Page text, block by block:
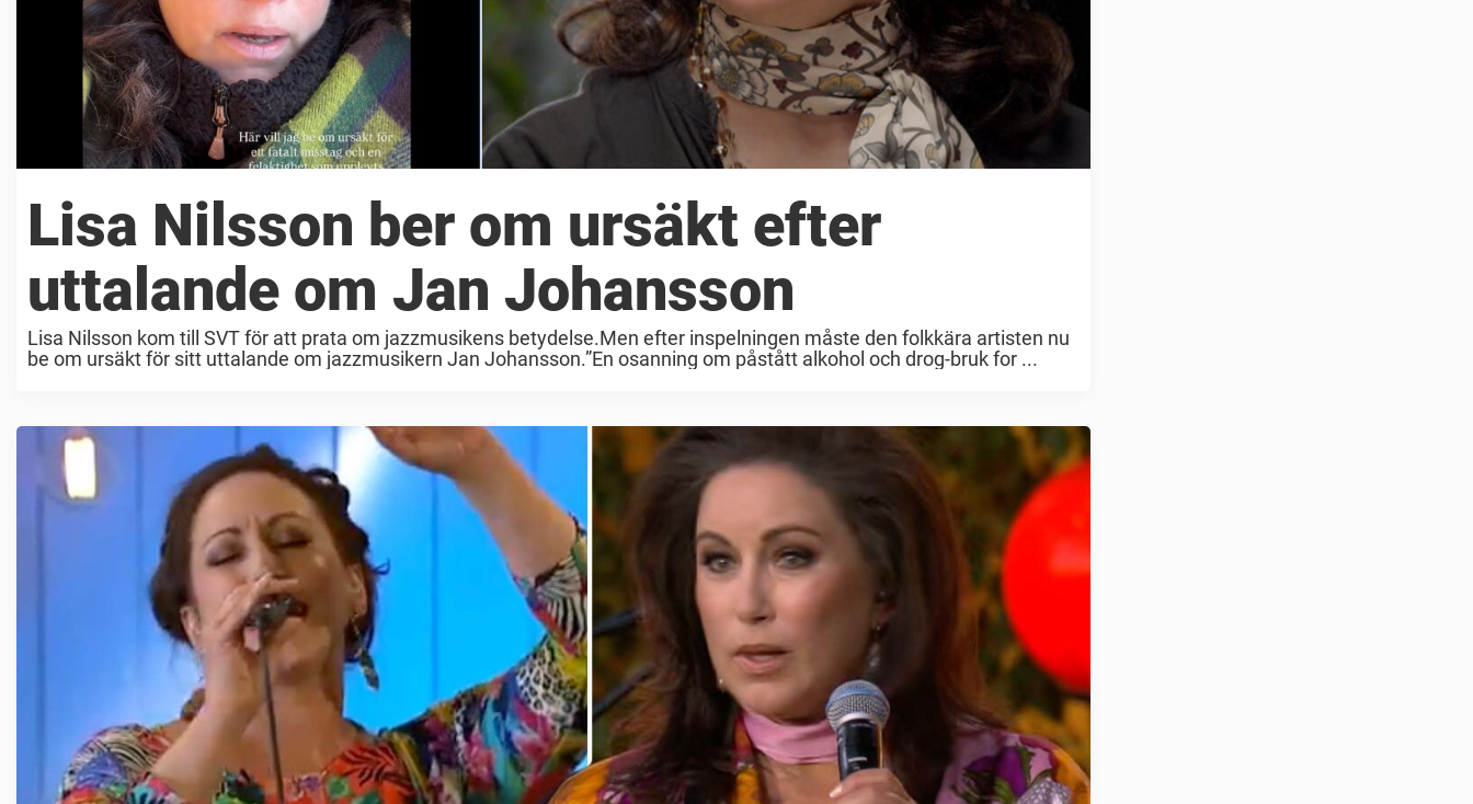
Lisa Nilsson ber om ursäkt efter
uttalande om Jan Johansson
Lisa Nilsson kom till SVT för att prata om jazzmusikens betydelse.Men efter inspelningen måste den folkkära artisten nu
be om ursäkt för sitt uttalande om jazzmusikern Jan Johansson.”En osanning om påstått alkohol och drog-bruk for ...